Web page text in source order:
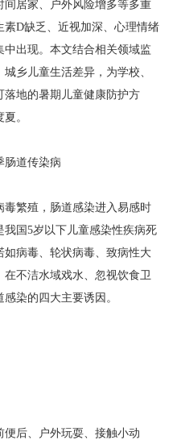
居家、户外风险增多等多重
素D缺乏、近视加深、心理情绪
出现。本文结合相关领域监
乡儿童生活差异，为学校、
地的暑期儿童健康防护方
。
道传染病
繁殖，肠道感染进入易感时
国5岁以下儿童感染性疾病死
病毒、轮状病毒、致病性大
不洁水域戏水、忽视饮食卫
染的四大主要诱因。
后、户外玩耍、接触小动